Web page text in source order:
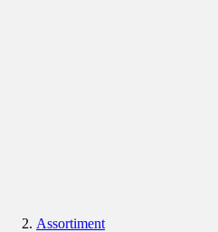
Assortiment